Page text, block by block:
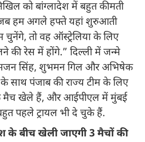
को बांग्लादेश में बहुत कीमती
हम अगले हफ्ते यहां शुरुआती
चुनेंगे, तो वह ऑस्ट्रेलिया के लिए
की रेस में होंगे.” दिल्ली में जन्मे
सिंह, शुभमन गिल और अभिषेक
साथ पंजाब की राज्य टीम के लिए
मैच खेले हैं, और आईपीएल में मुंबई
पहले ट्रायल भी दे चुके हैं.
के बीच खेली जाएगी 3 मैचों की